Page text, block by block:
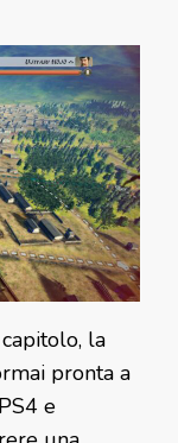
la
pronta a
e